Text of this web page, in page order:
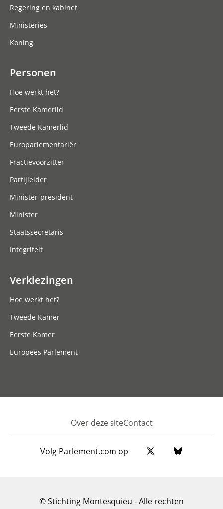
Regering en kabinet
Ministeries
Koning
Personen
Hoe werkt het?
Eerste Kamerlid
Tweede Kamerlid
Europarlementariër
Fractievoorzitter
Partijleider
Minister-president
Minister
Staatssecretaris
Integriteit
Verkiezingen
Hoe werkt het?
Tweede Kamer
Eerste Kamer
Europees Parlement
Footer
Over deze siteContact
Volg Parlement.com op
© Stichting Montesquieu - Alle rechten